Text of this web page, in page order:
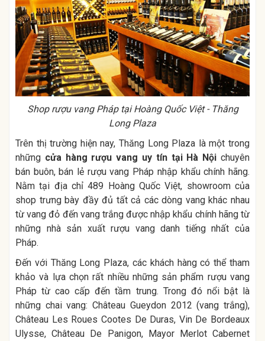
Shop rượu vang Pháp tại Hoàng Quốc Việt - Thăng
Long Plaza
Trên thị trường hiện nay, Thăng Long Plaza là một trong
những cửa hàng rượu vang uy tín tại Hà Nội chuyên
bán buôn, bán lẻ rượu vang Pháp nhập khẩu chính hãng.
Nằm tại địa chỉ 489 Hoàng Quốc Việt, showroom của
shop trưng bày đầy đủ tất cả các dòng vang khác nhau
từ vang đỏ đến vang trắng được nhập khẩu chính hãng từ
những nhà sản xuất rượu vang danh tiếng nhất của
Pháp.
Đến với Thăng Long Plaza, các khách hàng có thể tham
khảo và lựa chọn rất nhiều những sản phẩm rượu vang
Pháp từ cao cấp đến tầm trung. Trong đó nổi bật là
những chai vang: Château Gueydon 2012 (vang trắng),
Château Les Roues Cootes De Duras, Vin De Bordeaux
Ulysse, Château De Panigon, Mayor Merlot Cabernet